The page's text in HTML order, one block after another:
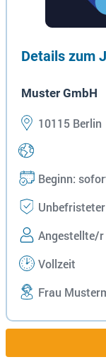
Details zum
Muster GmbH
10115 Berlin
Beginn:
Angestellte/r
Vollzeit
Frau